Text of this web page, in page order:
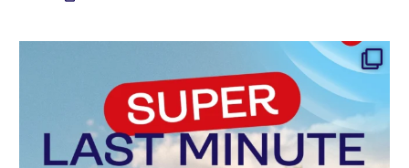
SUPER LAST MINUTE: Bis zu 50% sparen!
0 6